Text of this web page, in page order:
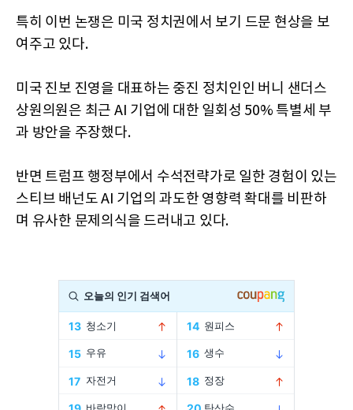
특히 이번 논쟁은 미국 정치권에서 보기 드문 현상을 보
여주고 있다.
미국 진보 진영을 대표하는 중진 정치인인 버니 샌더스
상원의원은 최근 AI 기업에 대한 일회성 50% 특별세 부
과 방안을 주장했다.
반면 트럼프 행정부에서 수석전략가로 일한 경험이 있는
스티브 배넌도 AI 기업의 과도한 영향력 확대를 비판하
며 유사한 문제의식을 드러내고 있다.